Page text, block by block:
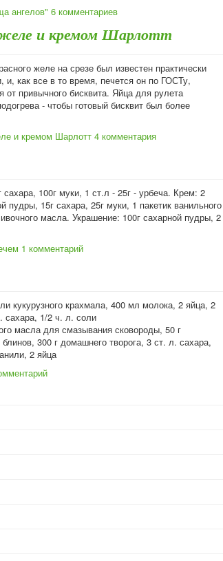
ангелов" 6 комментариев
и кремом Шарлотт
желе на срезе был известен практически
и, как все в то время, печется он по ГОСТу,
от привычного бисквита. Яйца для рулета
- чтобы готовый бисквит был более
и кремом Шарлотт 4 комментария
100г муки, 1 ст.л - 25г - урбеча. Крем: 2
пудры, 15г сахара, 25г муки, 1 пакетик ванильного
масла. Украшение: 100г сахарной пудры, 2
1 комментарий
кукурузного крахмала, 400 мл молока, 2 яйца, 2
сахара, 1/2 ч. л. соли
масла для смазывания сковороды, 50 г
300 г домашнего творога, 3 ст. л. сахара,
2 яйца